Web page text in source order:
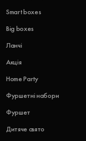
Smart boxes
Big boxes
Ланчі
Акція
Home Party
Фуршетні набори
Фуршет
Дитяче свято